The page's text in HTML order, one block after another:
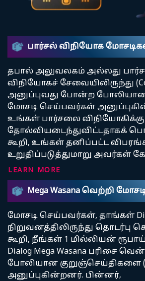
பார்சல் விநியோக
தபால் அலுவலகம் அல்லது
விநியோகச் சேவையிலிருந்து
அனுப்புவது போன்ற
மோசடி செய்பவர்கள்
உங்கள் பார்சலை
தோல்வியடைந்துவிட்டதாகக்
கூறி, உங்கள் தனிப்பட்ட
உறுதிப்படுத்துமாறு அவர்கள்
LEARN MORE
Mega Wasana வெற்றி
மோசடி செய்பவர்கள், தாங்கள்
நிறுவனத்திலிருந்து தொடர்பு
கூறி, நீங்கள் 1 மில்லியன்
Dialog Mega Wasana பரிசை
போலியான குறுஞ்செய்திகளை
அனுப்புகின்றனர். பின்னர்,